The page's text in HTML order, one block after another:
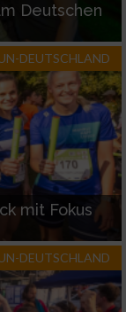
Deutschen
DEUTSCHLAND
mit Fokus
DEUTSCHLAND